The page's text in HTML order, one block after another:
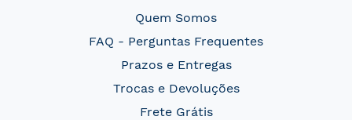
Quem Somos
FAQ - Perguntas Frequentes
Prazos e Entregas
Trocas e Devoluções
Frete Grátis